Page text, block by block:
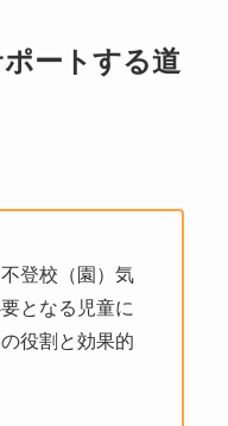
ートする道
登校（園）気
となる児童に
役割と効果的